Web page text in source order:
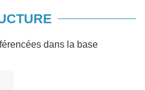
dans la base